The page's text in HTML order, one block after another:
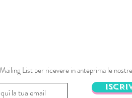
List per ricevere in anteprima le